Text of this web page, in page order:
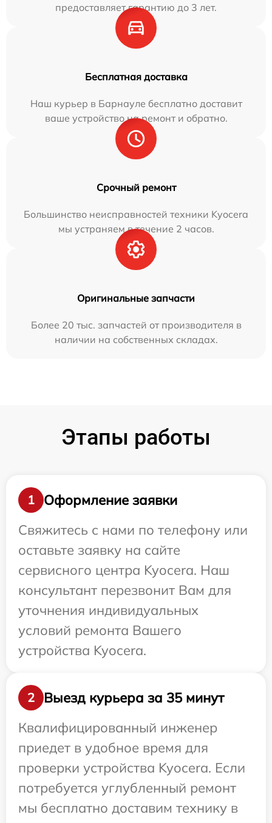
предоставляет гарантию до 3 лет.
Бесплатная доставка
Наш курьер в Барнауле бесплатно доставит
ваше устройство на ремонт и обратно.
Срочный ремонт
Большинство неисправностей техники Kyocera
мы устраняем в течение 2 часов.
Оригинальные запчасти
Более 20 тыс. запчастей от производителя в
наличии на собственных складах.
Этапы работы
1
Оформление заявки
Свяжитесь с нами по телефону или
оставьте заявку на сайте
сервисного центра Kyocera. Наш
консультант перезвонит Вам для
уточнения индивидуальных
условий ремонта Вашего
устройства Kyocera.
2
Выезд курьера за 35 минут
Квалифицированный инженер
приедет в удобное время для
проверки устройства Kyocera. Если
потребуется углубленный ремонт
мы бесплатно доставим технику в